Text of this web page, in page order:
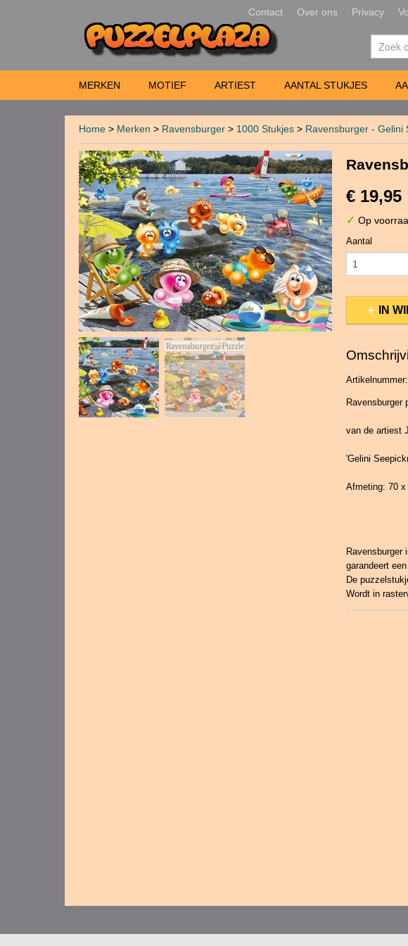
Contact Over ons Privacy
MERKEN MOTIEF ARTIEST AANTAL STUKJES
Home > Merken > Ravensburger > 1000 Stukjes > Ravensburger - Gelini
€ 19,95
✓ Op
Aantal
IN
Ravensburger
van de artiest
'Gelini
Afmeting: 70 x
garandeert
De
Wordt in